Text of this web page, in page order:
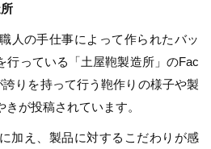
人の手仕事によって作られたバッ
行っている「土屋鞄製造所」のFac
りを持って行う鞄作りの様子や製
が投稿されています。
加え、製品に対するこだわりが感